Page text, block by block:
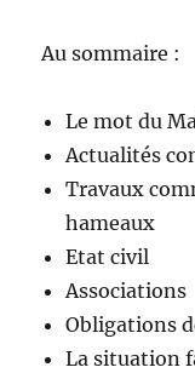
Au sommaire :
Le mot du
Actualités
Travaux
hameaux
Etat civil
Associations
Obligations
La situation